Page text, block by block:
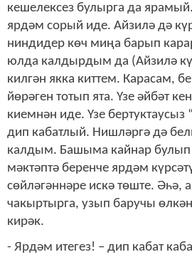
кешелексез булырга да
ярдәм сорый иде. Айзилә дә
ниндидер көч миңа барып
юлда калдырдым да (Айзилә
килгән якка киттем. Карасам,
йөрәген тотып ята. Үзе әйбәт
киемнән иде. Үзе
дип кабатлый. Нишләргә дә
калдым. Башыма кайнар булып
мәктәптә беренче ярдәм
сөйләгәннәре искә төште.
чакыртырга, узып баручы
кирәк.
- Ярдәм итегез! – дип кабат